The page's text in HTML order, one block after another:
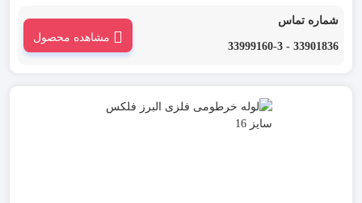
شماره تماس
33901836 - 33999160-3
مشاهده محصول